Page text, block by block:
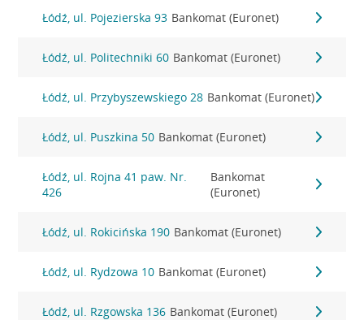
Łódź, ul. Pojezierska 93 Bankomat (Euronet)
Łódź, ul. Politechniki 60 Bankomat (Euronet)
Łódź, ul. Przybyszewskiego 28 Bankomat (Euronet)
Łódź, ul. Puszkina 50 Bankomat (Euronet)
Łódź, ul. Rojna 41 paw. Nr.
426
Bankomat
(Euronet)
Łódź, ul. Rokicińska 190 Bankomat (Euronet)
Łódź, ul. Rydzowa 10 Bankomat (Euronet)
Łódź, ul. Rzgowska 136 Bankomat (Euronet)